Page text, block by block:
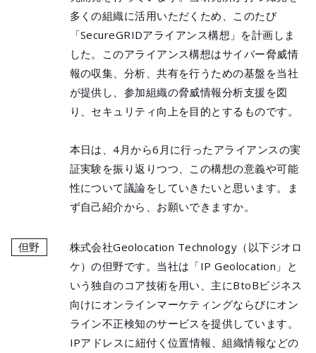
多くの組織に活用いただくため、このたび
「SecureGRIDアライアンス構想」を計画しま
した。このアライアンス構想はサイバー脅威情
報の収集、分析、共有を行うための基盤を当社
が提供し、参加組織の脅威情報分析支援を図
り、セキュリティ向上を目的とするものです。
本日は、4月から6月に行ったアライアンスの実
証実験を振り返りつつ、この構想の意義や可能
性について議論をしていきたいと思います。ま
ず自己紹介から、お願いできますか。
但野
株式会社Geolocation Technology（以下ジオロ
ケ）の但野です。当社は「IP Geolocation」と
いう独自のコア技術を用い、主にBtoBビジネス
向けにオンラインマーケティングならびにオン
ライン不正検知のサービスを提供しています。
IPアドレスに紐付く位置情報、組織情報などの